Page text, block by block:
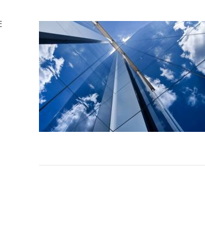
Appels
contre
les
jugements
relatifs
à
la